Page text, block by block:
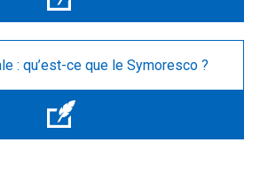
: qu’est-ce que le Symoresco ?